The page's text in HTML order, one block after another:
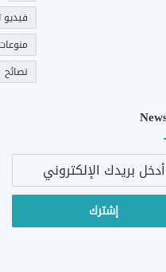
فيديو
نصائح